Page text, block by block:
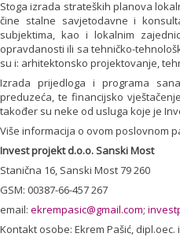
Stoga izrada strateških planova
čine stalne savjetodavne i
subjektima, kao i lokalnim
opravdanosti ili sa tehničko-
su i: arhitektonsko projektovanje,
Izrada prijedloga i programa
preduzeća, te financijsko
također su neke od usluga koje je
Više informacija o ovom poslovnom
Invest projekt d.o.o. Sanski Most
Stanična 16, Sanski Most 79 260
GSM: 00387-66-457 267
email: ekrempasic@gmail.com;
Kontakt osobe: Ekrem Pašić,